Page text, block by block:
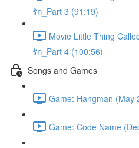
รัก_Part 3 (91:19)
Movie Little Thing
รัก_Part 4 (100:56)
Songs and Games
Game: Hangman (May
Game: Code Name